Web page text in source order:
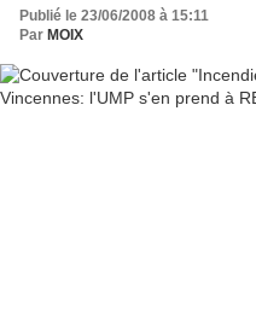
Publié le 23/06/2008 à 15:11
Par MOIX